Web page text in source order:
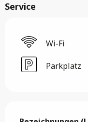
Service
Wi-Fi
Parkplatz